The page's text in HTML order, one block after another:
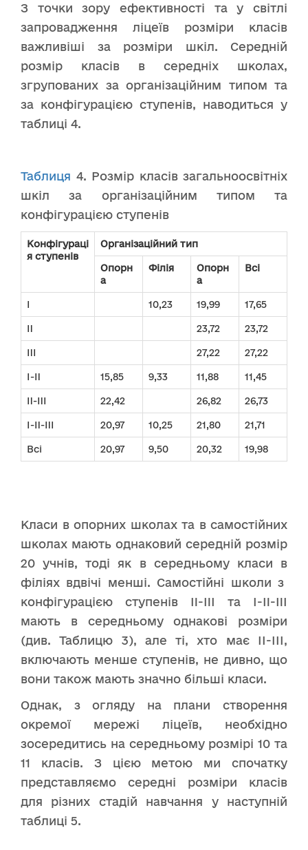
З точки зору ефективності та у світлі
запровадження ліцеїв розміри класів
важливіші за розміри шкіл. Середній
розмір класів в середніх школах,
згрупованих за організаційним типом та
за конфігурацією ступенів, наводиться у
таблиці 4.
Таблиця 4. Розмір класів загальноосвітніх
шкіл за організаційним типом та
конфігурацією ступенів
Конфігураці
я ступенів
Організаційний тип
Опорн
а
Філія
Опорн
а
Всі
I 10,23 19,99 17,65
II 23,72 23,72
III 27,22 27,22
I-II 15,85 9,33 11,88 11,45
II-III 22,42 26,82 26,73
I-II-III 20,97 10,25 21,80 21,71
Всі 20,97 9,50 20,32 19,98
Класи в опорних школах та в самостійних
школах мають однаковий середній розмір
20 учнів, тоді як в середньому класи в
філіях вдвічі менші. Самостійні школи з
конфігурацією ступенів II-III та I-II-III
мають в середньому однакові розміри
(див. Таблицю 3), але ті, хто має ІІ-ІІІ,
включають менше ступенів, не дивно, що
вони також мають значно більші класи.
Однак, з огляду на плани створення
окремої мережі ліцеїв, необхідно
зосередитись на середньому розмірі 10 та
11 класів. З цією метою ми спочатку
представляємо середні розміри класів
для різних стадій навчання у наступній
таблиці 5.